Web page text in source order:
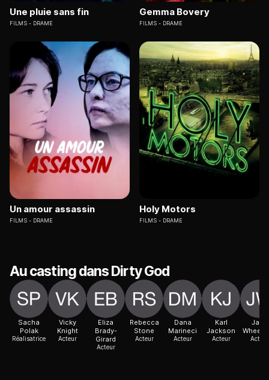
Une pluie sans fin
FILMS DRAME
Gemma Bovery
FILMS DRAME
Un amour assassin
FILMS DRAME
Holy Motors
FILMS DRAME
Au casting dans Dirty God
Sacha
Polak
Réalisatrice
Vicky
Knight
Acteur
Eliza
Brady-
Girard
Acteur
Rebecca
Stone
Acteur
Dana
Marineci
Acteur
Karl
Jackson
Acteur
Jake
Acteur